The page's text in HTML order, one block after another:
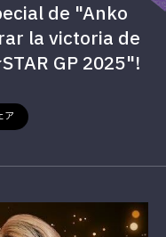
de "Anko
la victoria de
GP 2025"!
ア